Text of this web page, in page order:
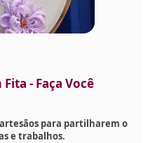
- Faça Você
para partilharem o
e trabalhos.